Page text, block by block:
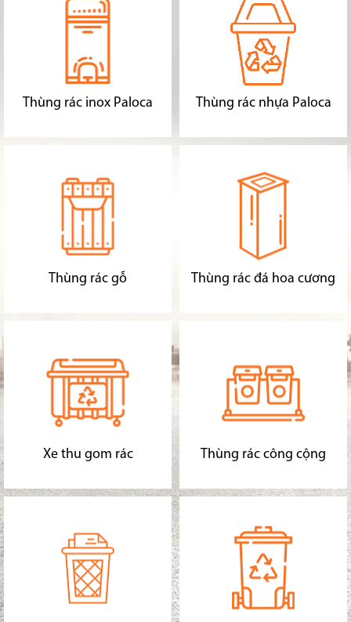
Thùng rác inox Paloca Thùng rác nhựa Paloca
Thùng rác gỗ Thùng rác đá hoa cương
Xe thu gom rác Thùng rác công cộng